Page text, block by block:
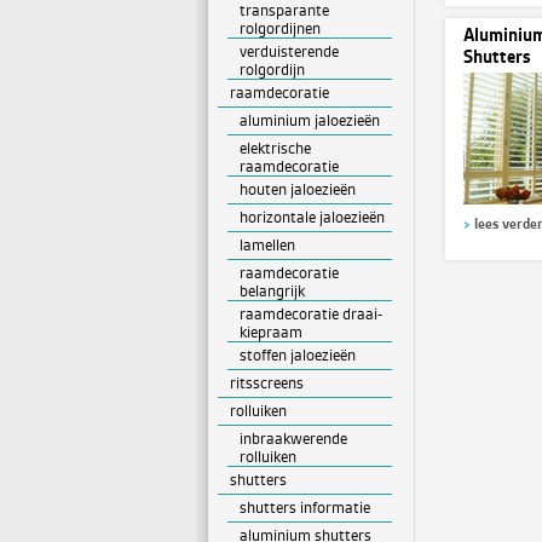
Shutters
lees verder
transparante
rolgordijnen
verduisterende
rolgordijn
raamdecoratie
aluminium jaloezieën
elektrische
raamdecoratie
houten jaloezieën
horizontale jaloezieën
lamellen
raamdecoratie
belangrijk
raamdecoratie draai-
kiepraam
stoffen jaloezieën
ritsscreens
rolluiken
inbraakwerende
rolluiken
shutters
shutters informatie
aluminium shutters